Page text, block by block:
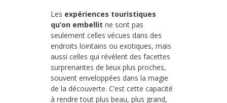
Les expériences touristiques
qu’on embellit ne sont pas
seulement celles vécues dans des
endroits lointains ou exotiques, mais
aussi celles qui révèlent des facettes
surprenantes de lieux plus proches,
souvent enveloppées dans la magie
de la découverte. C’est cette capacité
à rendre tout plus beau, plus grand,